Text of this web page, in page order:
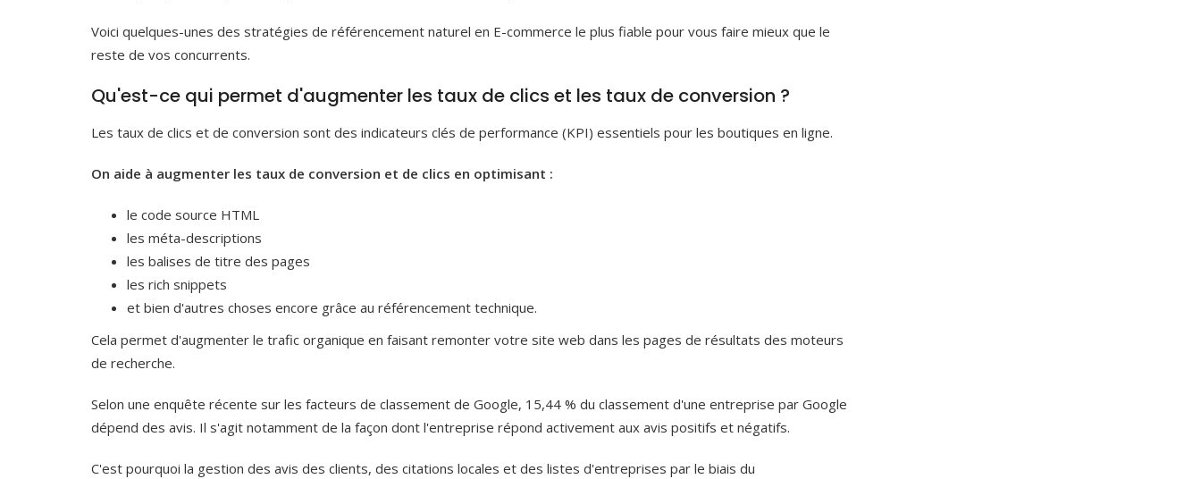
Voici quelques-unes des stratégies de référencement naturel en E-commerce le plus fiable pour vous faire mieux que le
reste de vos concurrents.
Qu'est-ce qui permet d'augmenter les taux de clics et les taux de conversion ?
Les taux de clics et de conversion sont des indicateurs clés de performance (KPI) essentiels pour les boutiques en ligne.
On aide à augmenter les taux de conversion et de clics en optimisant :
le code source HTML
les méta-descriptions
les balises de titre des pages
les rich snippets
et bien d'autres choses encore grâce au référencement technique.
Cela permet d'augmenter le trafic organique en faisant remonter votre site web dans les pages de résultats des moteurs
de recherche.
Selon une enquête récente sur les facteurs de classement de Google, 15,44 % du classement d'une entreprise par Google
dépend des avis. Il s'agit notamment de la façon dont l'entreprise répond activement aux avis positifs et négatifs.
C'est pourquoi la gestion des avis des clients, des citations locales et des listes d'entreprises par le biais du